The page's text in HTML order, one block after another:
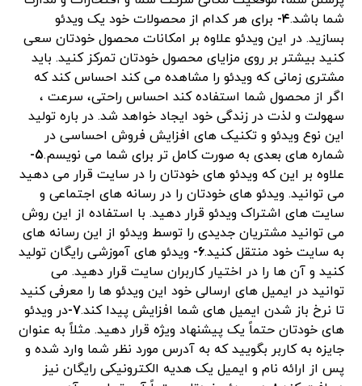
شما باشد.۴- برای هر کدام از محصولات خود یک ویدئو
بسازید. در این ویدئو علاوه بر امکانات محصول خودتان سعی
کنید بیشتر بر روی مزایای محصول خودتان تمرکز کنید. باید
مشتری زمانی که ویدئو را مشاهده می کند احساس کند که
اگر از محصول شما استفاده کند احساس راحتی، سرعت ،
سهولت و لذت در زندگی خود ایجاد خواهد شد. در باره تولید
این نوع ویدئو و تکنیک های افزایش فروش احساسی در
شماره های بعدی به صورت کامل تر برای شما می نویسم.۵-
علاوه بر این که ویدئو های خودتان را در سایت قرار می دهید
می توانید. ویدئو های خودتان را در رسانه های اجتماعی و
سایت های اشتراک ویدئو قرار دهید. با استفاده از این روش
می توانید مشتریان جدیدی را توسط ویدئو از این رسانه های
به سایت خود منتقل کنید.۶- ویدئو های آموزشی رایگان تولید
کنید و آن ها را در اختیار کاربران سایت قرار دهید. می
توانید در ایمیل های ارسالی خود این ویدئو ها را معرفی کنید
تا نرخ باز شدن ایمیل های شما افزایش پیدا کند.۷- در ویدئو
های خودتان حتماً یک پیشنهاد ویژه قرار دهید. مثلاً به عنوان
جایزه به کاربر بگویید که به آدرس مورد نظر شما وارد شده و
پس از ارائه نام و ایمیل یک هدیه الکترونیکی رایگان نیز